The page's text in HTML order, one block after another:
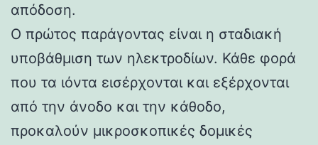
απόδοση.
Ο πρώτος παράγοντας είναι η σταδιακή
υποβάθμιση των ηλεκτροδίων. Κάθε φορά
που τα ιόντα εισέρχονται και εξέρχονται
από την άνοδο και την κάθοδο,
προκαλούν μικροσκοπικές δομικές